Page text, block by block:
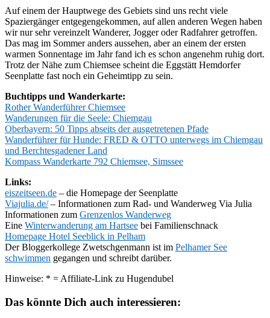
Auf einem der Hauptwege des Gebiets sind uns recht viele
Spaziergänger entgegengekommen, auf allen anderen Wegen haben
wir nur sehr vereinzelt Wanderer, Jogger oder Radfahrer getroffen.
Das mag im Sommer anders aussehen, aber an einem der ersten
warmen Sonnentage im Jahr fand ich es schon angenehm ruhig dort.
Trotz der Nähe zum Chiemsee scheint die Eggstätt Hemdorfer
Seenplatte fast noch ein Geheimtipp zu sein.
Buchtipps und Wanderkarte:
Rother Wanderführer Chiemsee
Wanderungen für die Seele: Chiemgau
Oberbayern: 50 Tipps abseits der ausgetretenen Pfade
Wanderführer für Hunde: FRED & OTTO unterwegs im Chiemgau
und Berchtesgadener Land
Kompass Wanderkarte 792 Chiemsee, Simssee
Links:
eiszeitseen.de – die Homepage der Seenplatte
Viajulia.de/– Informationen zum Rad- und Wanderweg Via Julia
Informationen zum Grenzenlos Wanderweg
Eine Winterwanderung am Hartsee bei Familienschnack
Homepage Hotel Seeblick in Pelham
Der Bloggerkollege Zwetschgenmann ist im Pelhamer See
schwimmen gegangen und schreibt darüber.
Hinweise: * = Affiliate-Link zu Hugendubel
Das könnte Dich auch interessieren: